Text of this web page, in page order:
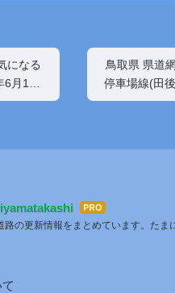
になる
6月1…
鳥取県 県道
停車場線(田
はて
なブ
路の更新情報をまとめています。たま